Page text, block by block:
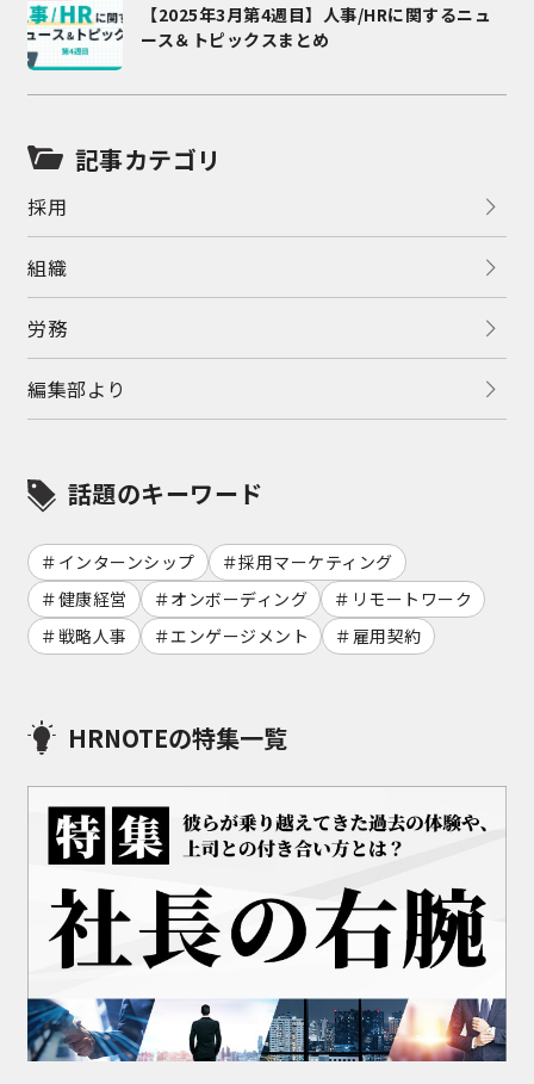
【2025年3月第4週目】人事/HRに関するニュ
ース＆トピックスまとめ
記事カテゴリ
採用
組織
労務
編集部より
話題のキーワード
インターンシップ
採用マーケティング
健康経営
オンボーディング
リモートワーク
戦略人事
エンゲージメント 雇用契約
HRNOTEの特集一覧